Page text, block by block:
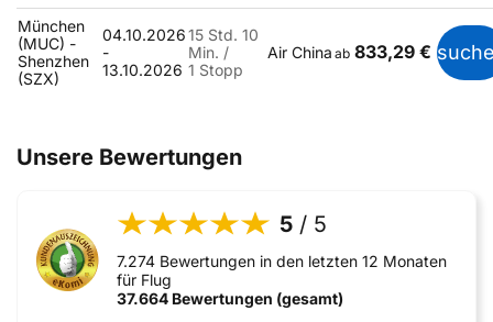
München
(MUC) -
Shenzhen
(SZX)
04.10.2026
-
13.10.2026
15 Std. 10
Min. /
1 Stopp
Air China ab 833,29 €
Unsere Bewertungen
5 / 5
7.274 Bewertungen in den letzten 12 Monaten
für Flug
37.664 Bewertungen (gesamt)